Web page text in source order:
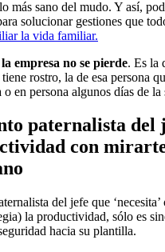
más sano del mudo. Y así,
solucionar gestiones que
la vida familiar.
empresa no se pierde. Es la
rostro, la de esa persona
en persona algunos días de la
paternalista del
con
del jefe que
la productividad, sólo es
hacia su plantilla.